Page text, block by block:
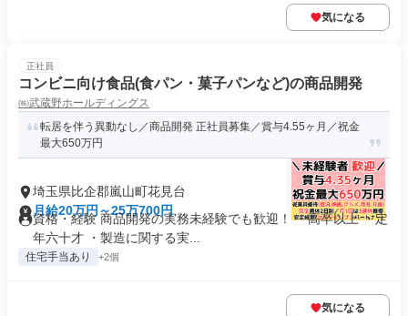
気になる
正社員
コンビニ向け食品(食パン・菓子パンなど)の商品開発
㈱武蔵野ホールディングス
転居を伴う異動なし／商品開発 正社員募集／賞与4.55ヶ月／祝金
最大650万円
埼玉県比企郡嵐山町花見台
月給20万円～25万700円
資格・経験 商品開発の実務未経験でも歓迎！ ・高卒以上 ・定
年六十才 ・製造に関する実...
住宅手当あり +2個
気になる